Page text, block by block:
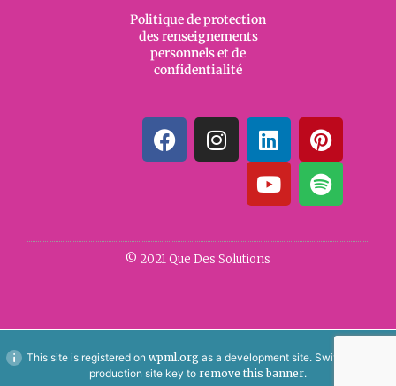
Politique de protection
des renseignements
personnels et de
confidentialité
© 2021 Que Des Solutions
This site is registered on wpml.org as a development site. Switch to a
production site key to remove this banner.